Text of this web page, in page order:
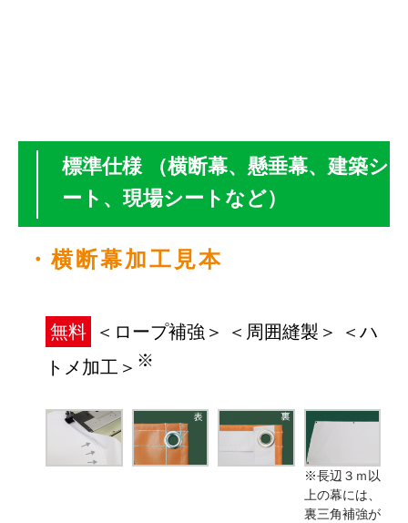
標準仕様 （横断幕、懸垂幕、建築シ
ート、現場シートなど）
・横断幕加工見本
無料
＜ロープ補強＞ ＜周囲縫製＞ ＜ハ
トメ加工＞ ※
※長辺３ｍ以
上の幕には、
裏三角補強が